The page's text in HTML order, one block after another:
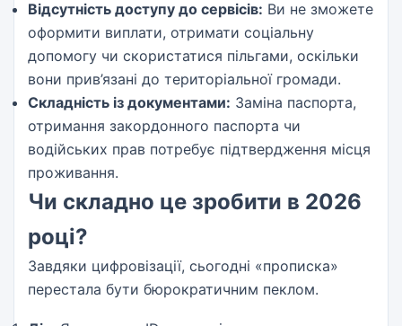
Відсутність доступу до сервісів: Ви не зможете
оформити виплати, отримати соціальну
допомогу чи скористатися пільгами, оскільки
вони прив’язані до територіальної громади.
Складність із документами: Заміна паспорта,
отримання закордонного паспорта чи
водійських прав потребує підтвердження місця
проживання.
Чи складно це зробити в 2026
році?
Завдяки цифровізації, сьогодні «прописка»
перестала бути бюрократичним пеклом.